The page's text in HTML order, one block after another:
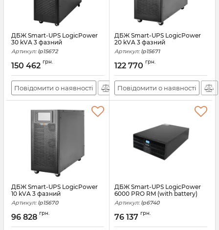
ДБЖ Smart-UPS LogicPower
30 kVA 3 фазний
Артикул: lp15672
150 462 грн.
Повідомити о наявності
ДБЖ Smart-UPS LogicPower
20 kVA 3 фазний
Артикул: lp15671
122 770 грн.
Повідомити о наявності
ДБЖ Smart-UPS LogicPower
10 kVA 3 фазний
Артикул: lp15670
96 828 грн.
ДБЖ Smart-UPS LogicPower
6000 PRO RM (with battery)
Артикул: lp6740
76 137 грн.